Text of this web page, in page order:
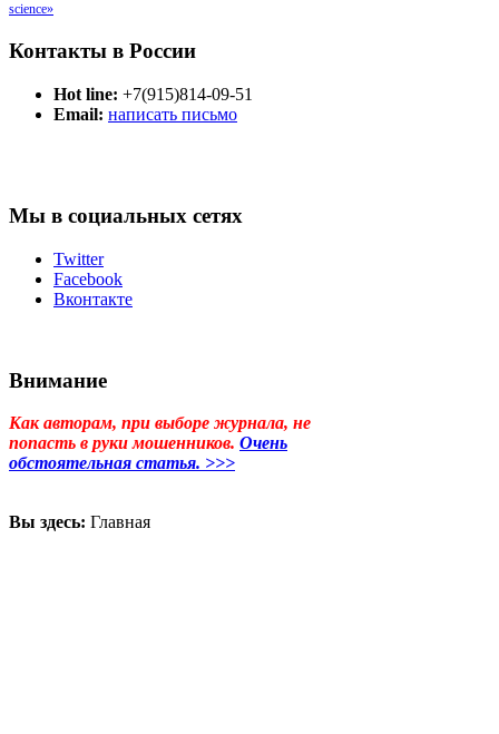
science»
Контакты в России
Hot line: +7(915)814-09-51
Email: написать письмо
Мы в социальных сетях
Twitter
Facebook
Вконтакте
Внимание
Как авторам, при выборе журнала, не
попасть в руки мошенников. Очень
обстоятельная статья. >>>
Вы здесь: Главная